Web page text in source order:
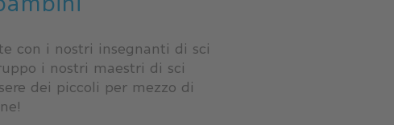
con i nostri insegnanti di sci
i nostri maestri di sci
dei piccoli per mezzo di